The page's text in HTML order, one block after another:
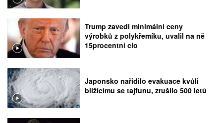
Trump zavedl minimální ceny
výrobků z polykřemíku, uvalil na ně
15procentní clo
Japonsko nařídilo evakuace kvůli
blížícímu se tajfunu, zrušilo 500 letů